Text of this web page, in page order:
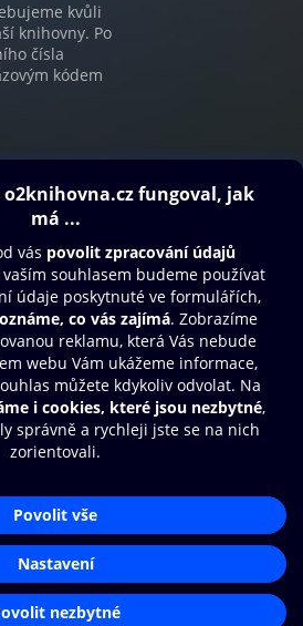
kvůli
knihovny. Po
čísla
kódem
údajů
Aplikace O2 Knihovna
Čti a poslouchej své e-knihy a
audioknihy rychleji a pohodlněji.